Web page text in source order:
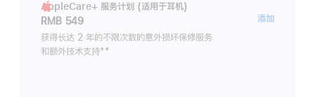
AppleCare+ 服务计划 (适用于耳机)
RMB 549
获得长达 2 年的不限次数的意外损坏保修服务
和额外技术支持脚
**
添加